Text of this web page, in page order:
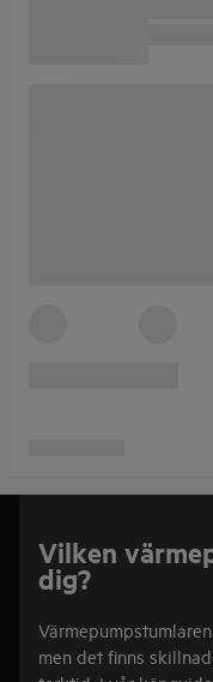
Vilken
dig?
men det finns